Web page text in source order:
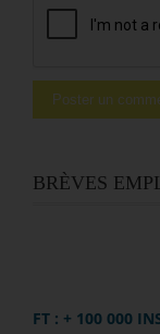
BRÈVES
FT : + 100 000